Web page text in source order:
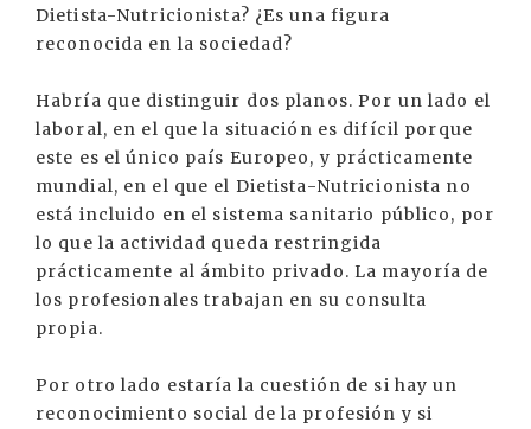
Dietista-Nutricionista? ¿Es una figura
reconocida en la sociedad?
Habría que distinguir dos planos. Por un lado el
laboral, en el que la situación es difícil porque
este es el único país Europeo, y prácticamente
mundial, en el que el Dietista-Nutricionista no
está incluido en el sistema sanitario público, por
lo que la actividad queda restringida
prácticamente al ámbito privado. La mayoría de
los profesionales trabajan en su consulta
propia.
Por otro lado estaría la cuestión de si hay un
reconocimiento social de la profesión y si